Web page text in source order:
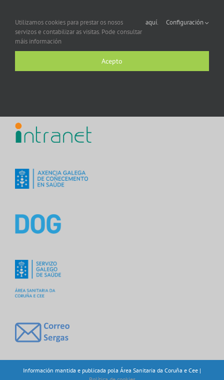
Información mantida e publicada pola Área Sanitaria da Coruña e Cee |
Utilizamos cookies para prestar os nosos
servizos e contabilizar as visitas. Pode consultar
máis información
aquí. Configuración
Acepto